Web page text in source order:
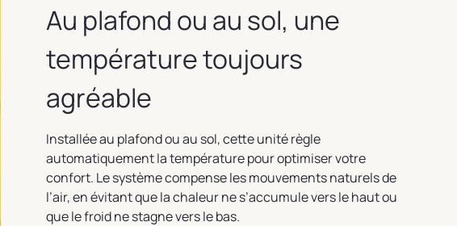
Au plafond ou au sol, une
température toujours
agréable
Installée au plafond ou au sol, cette unité règle
automatiquement la température pour optimiser votre
confort. Le système compense les mouvements naturels de
l’air, en évitant que la chaleur ne s’accumule vers le haut ou
que le froid ne stagne vers le bas.